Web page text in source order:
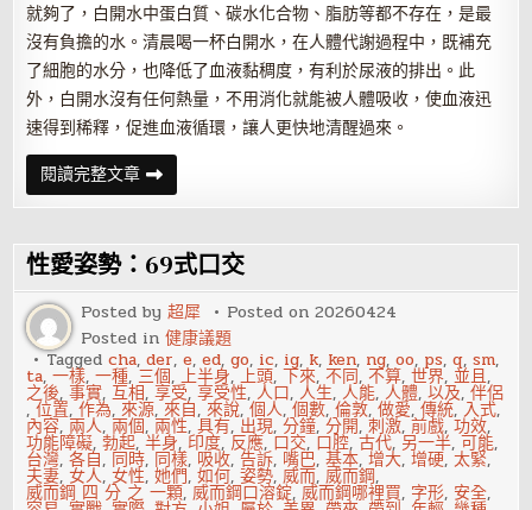
就夠了，白開水中蛋白質、碳水化合物、脂肪等都不存在，是最
沒有負擔的水。清晨喝一杯白開水，在人體代謝過程中，既補充
了細胞的水分，也降低了血液黏稠度，有利於尿液的排出。此
外，白開水沒有任何熱量，不用消化就能被人體吸收，使血液迅
速得到稀釋，促進血液循環，讓人更快地清醒過來。
閱讀完整文章早
上
空
喝
水
是
對
是
錯
性愛姿勢：69式口交
Posted by超犀 Posted on20260424
Posted in健康議題
Taggedcha,der,e,ed,go, ic, ig, k, ken, ng,oo, ps,q,sm,
ta,一樣,一種,三個,上半身,上頭,下來,不同,不算,世界,並且,
之後,事實,互相,享受,享受性,人口,人生,人能,人體,以及,伴侶
,位置,作為,來源,來自,來說,個人,個數,倫敦,做愛,傳統, 入式,
內容, 兩人, 兩個, 兩性,具有, 出現,分鐘,分開,刺激,前戲,功效,
功能障礙,勃起,半身, 印度, 反應, 口交, 口腔,古代, 另一半,可能,
台灣,各自, 同時, 同樣, 吸收,告訴, 嘴巴,基本,增大,增硬,太緊,
夫妻,女人,女性,她們,如何,姿勢,威而,威而鋼,
威而鋼 四 分 之 一顆,威而鋼口溶錠,威而鋼哪裡買, 字形, 安全,